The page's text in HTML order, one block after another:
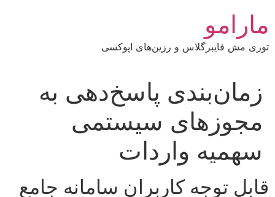
محتوا
مارامو
توری مش فایبرگلاس و رزین‌های اپوکسی
زمان‌بندی پاسخ‌دهی به
مجوزهای سیستمی
سهمیه واردات
قابل توجه کاربران سامانه جامع